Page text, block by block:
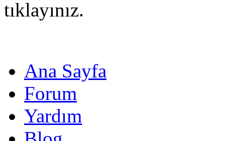
tıklayınız.
Ana Sayfa
Forum
Yardım